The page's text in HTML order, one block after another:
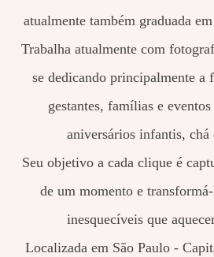
atualmente também graduada
Trabalha atualmente com
se dedicando principalmente a
gestantes, famílias e
aniversários infantis, chá
Seu objetivo a cada clique é
de um momento e
inesquecíveis que
Localizada em São Paulo -